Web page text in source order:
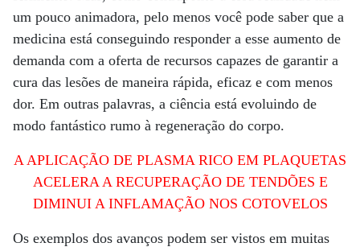
um pouco animadora, pelo menos você pode saber que a
medicina está conseguindo responder a esse aumento de
demanda com a oferta de recursos capazes de garantir a
cura das lesões de maneira rápida, eficaz e com menos
dor. Em outras palavras, a ciência está evoluindo de
modo fantástico rumo à regeneração do corpo.
A APLICAÇÃO DE PLASMA RICO EM PLAQUETAS
ACELERA A RECUPERAÇÃO DE TENDÕES E
DIMINUI A INFLAMAÇÃO NOS COTOVELOS
Os exemplos dos avanços podem ser vistos em muitas